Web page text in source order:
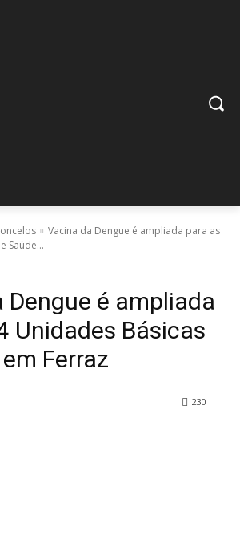
Vacina da Dengue é ampliada para as
Saúde...
Dengue é ampliada
Unidades Básicas
Ferraz
230